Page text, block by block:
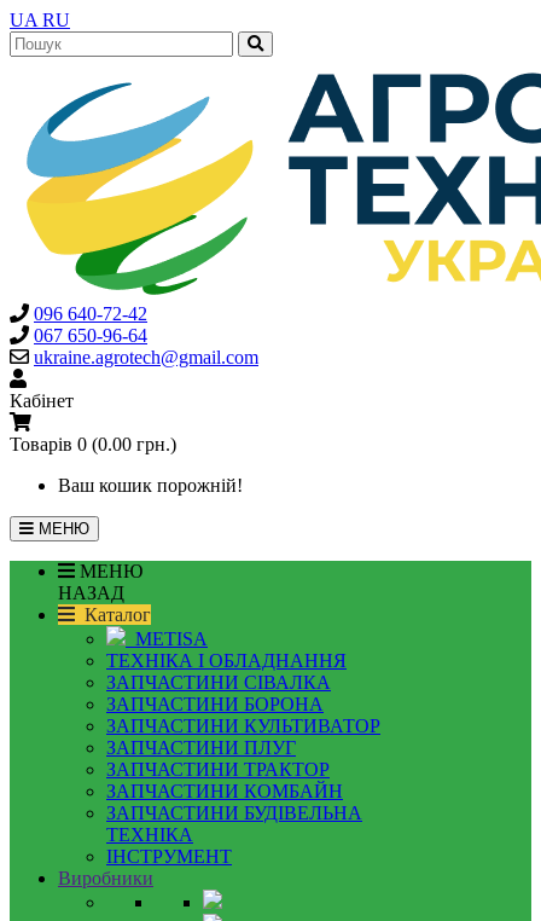
UA RU
096 640-72-42
067 650-96-64
ukraine.agrotech@gmail.com
Кабінет
Товарів 0 (0.00 грн.)
Ваш кошик порожній!
МЕНЮ
МЕНЮ
НАЗАД
Каталог
METISA
ТЕХНІКА І ОБЛАДНАННЯ
ЗАПЧАСТИНИ СІВАЛКА
ЗАПЧАСТИНИ БОРОНА
ЗАПЧАСТИНИ КУЛЬТИВАТОР
ЗАПЧАСТИНИ ПЛУГ
ЗАПЧАСТИНИ ТРАКТОР
ЗАПЧАСТИНИ КОМБАЙН
ЗАПЧАСТИНИ БУДІВЕЛЬНА
ТЕХНІКА
ІНСТРУМЕНТ
Виробники